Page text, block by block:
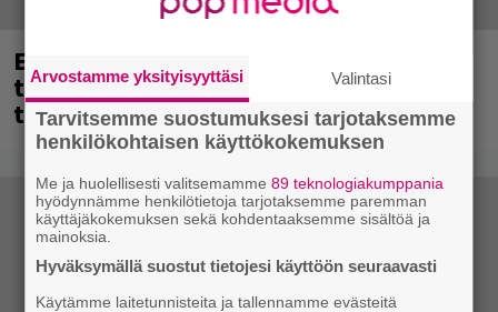
Eppu Normaalin viimeinen keikka
tänään – katso kuvagalleria torstailta
täältä
Arvostamme yksityisyyttäsi Valintasi
Tarvitsemme suostumuksesi tarjotaksemme
henkilökohtaisen käyttökokemuksen
Me ja huolellisesti valitsemamme89 teknologiakumppania
hyödynnämme henkilötietoja tarjotaksemme paremman
käyttäjäkokemuksen sekä kohdentaaksemme sisältöä ja
mainoksia.
Hyväksymällä suostut tietojesi käyttöön seuraavasti
Käytämme laitetunnisteita ja tallennamme evästeitä